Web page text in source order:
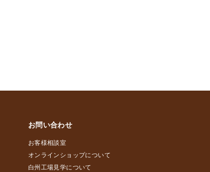
お問い合わせ
お客様相談室
オンラインショップについて
白州工場見学について